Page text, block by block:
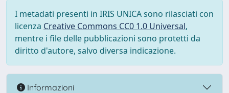
I metadati presenti in IRIS UNICA sono rilasciati con
licenza Creative Commons CC0 1.0 Universal,
mentre i file delle pubblicazioni sono protetti da
diritto d'autore, salvo diversa indicazione.
Informazioni